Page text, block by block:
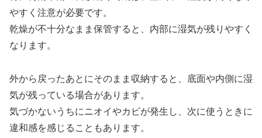
やすく注意が必要です。
乾燥が不十分なまま保管すると、内部に湿気が残りやすく
なります。
外から戻ったあとにそのまま収納すると、底面や内側に湿
気が残っている場合があります。
気づかないうちにニオイやカビが発生し、次に使うときに
違和感を感じることもあります。